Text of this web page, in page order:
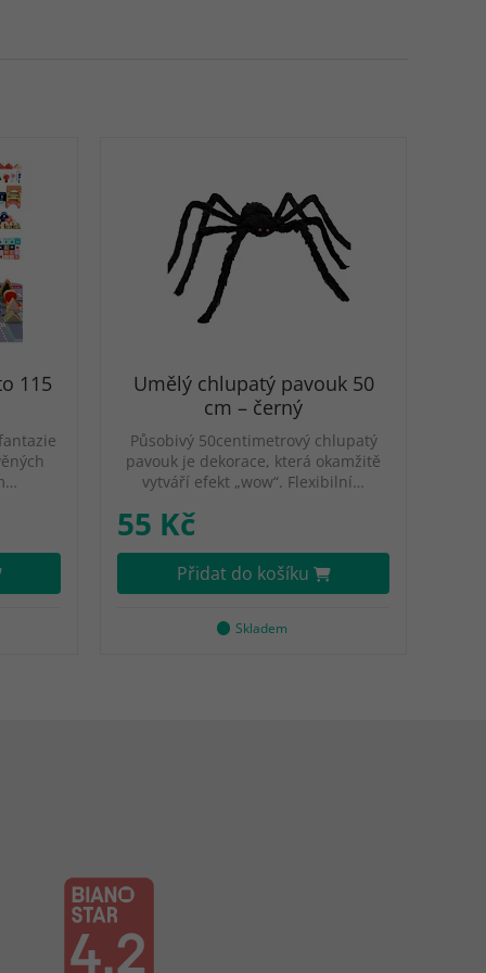
115
Umělý chlupatý pavouk 50
cm – černý
Působivý 50centimetrový chlupatý
pavouk je dekorace, která okamžitě
vytváří efekt „wow“. Flexibilní…
55 Kč
Přidat do košíku
Skladem